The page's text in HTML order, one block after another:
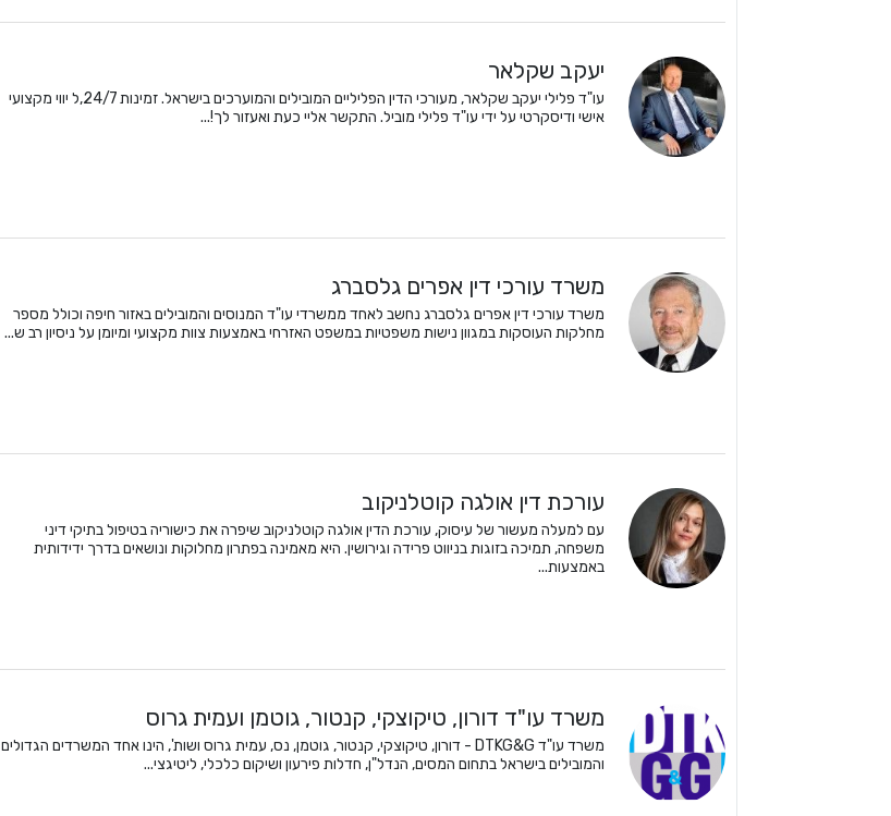
יעקב שקלאר
עו"ד פלילי יעקב שקלאר, מעורכי הדין הפליליים המובילים והמוערכים בישראל. זמינות 24/7,ל יווי מקצועי
אישי ודיסקרטי על ידי עו"ד פלילי מוביל. התקשר אליי כעת ואעזור לך!...
משרד עורכי דין אפרים גלסברג
משרד עורכי דין אפרים גלסברג נחשב לאחד ממשרדי עו"ד המנוסים והמובילים באזור חיפה וכולל מספר
מחלקות העוסקות במגוון נישות משפטיות במשפט האזרחי באמצעות צוות מקצועי ומיומן על ניסיון רב ש...
עורכת דין אולגה קוטלניקוב
עם למעלה מעשור של עיסוק, עורכת הדין אולגה קוטלניקוב שיפרה את כישוריה בטיפול בתיקי דיני
משפחה, תמיכה בזוגות בניווט פרידה וגירושין. היא מאמינה בפתרון מחלוקות ונושאים בדרך ידידותית
באמצעות...
משרד עו"ד דורון, טיקוצקי, קנטור, גוטמן ועמית גרוס
משרד עו"ד DTKG&G - דורון, טיקוצקי, קנטור, גוטמן, נס, עמית גרוס ושות', הינו אחד המשרדים הגדולים
והמובילים בישראל בתחום המסים, הנדל"ן, חדלות פירעון ושיקום כלכלי, ליטיגצי...